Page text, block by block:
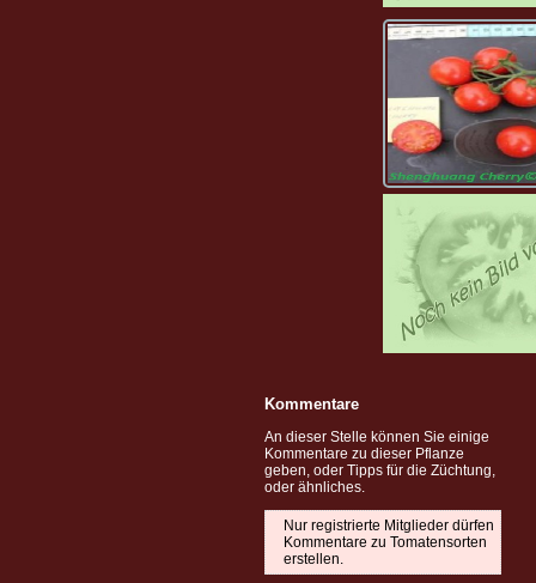
Kommentare
An dieser Stelle können Sie einige
Kommentare zu dieser Pflanze
geben, oder Tipps für die Züchtung,
oder ähnliches.
Nur registrierte Mitglieder dürfen
Kommentare zu Tomatensorten
erstellen.